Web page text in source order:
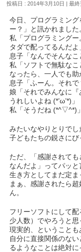
投稿日 : 2014年3月10日 最終
今日、プログラミン
ー？」と訊かれました
私「プログラミング
タダで配ってるんだよ
息子「なんでそんなこ
私「ソフトで無駄な
なったら、一人でも助
息子「ふーん。それで
娘「それでみんなに
うれしいよね (*’ω’*)」
私「そうだね (*^▽^*)」
みたいなやりとりでし
子どもたちの鋭さにび
ただ、「感謝されて
なんだよ」ってパッと
生き方としてまだ定ま
まぁ、感謝されたら
ん。
フリーソフトにして
少人数）でやろうと
現実的、ということも
自分に直接関係のな
るようなことは絶対